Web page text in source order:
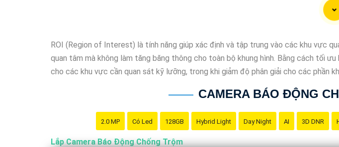
Dễ sử dụng và cài đặt: Chọn hệ thống dễ sử dụng và cài đặt để tránh rắc rối
Tùy theo nhu cầu và ngân sách của bạn, bạn có thể tham khảo các thương hiệu
trước đó.
ROI (Region of Interest) là tính năng giúp xác định và tập trung vào các khu vực
quan tâm mà không làm tăng băng thông cho toàn bộ khung hình. Bằng cách tối
cho các khu vực cần quan sát kỹ lưỡng, trong khi giảm độ phân giải cho các phần
CAMERA BÁO ĐỘNG
2.0 MP Có Led 128GB Hybrid Light Day Night AI 3D DNR
Lắp Camera Báo Động Chống Trộm